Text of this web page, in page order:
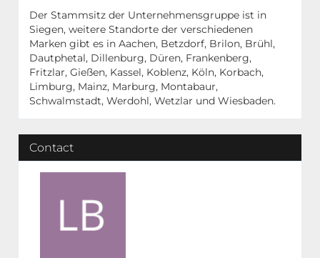
Der Stammsitz der Unternehmensgruppe ist in
Siegen, weitere Standorte der verschiedenen
Marken gibt es in Aachen, Betzdorf, Brilon, Brühl,
Dautphetal, Dillenburg, Düren, Frankenberg,
Fritzlar, Gießen, Kassel, Koblenz, Köln, Korbach,
Limburg, Mainz, Marburg, Montabaur,
Schwalmstadt, Werdohl, Wetzlar und Wiesbaden.
Contact